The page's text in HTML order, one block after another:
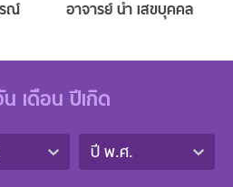
รณ์ อาจารย์ นำ เสขบุคคล
น เดือน ปีเกิด
ปี พ.ศ.